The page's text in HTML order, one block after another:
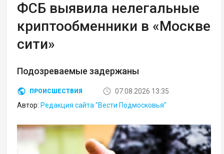
ФСБ выявила нелегальные
криптообменники в «Москве
сити»
Подозреваемые задержаны
ПРОИСШЕСТВИЯ
07.08.2026 13:35
Автор: Редакция сайта "Вести Подмосковья"